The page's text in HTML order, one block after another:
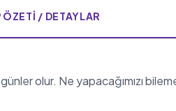
ÖZETI / DETAYLAR
günler olur. Ne yapacağımızı